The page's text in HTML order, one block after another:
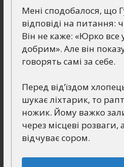
Мені сподобалося, що
відповіді на питання:
Він не каже: «Юрко все
добрим». Але він
говорять самі за себе.
Перед від’їздом
шукає ліхтарик, то
ножик. Йому важко
через місцеві розваги,
відчуває сором.